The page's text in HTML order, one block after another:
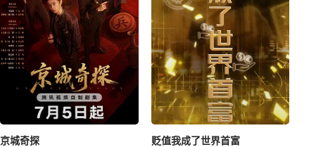
京城奇探
贬值我成了世界首富